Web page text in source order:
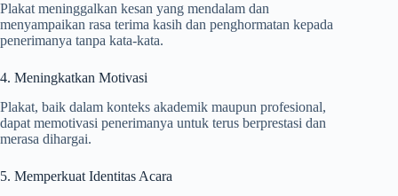
Plakat meninggalkan kesan yang mendalam dan
menyampaikan rasa terima kasih dan penghormatan kepada
penerimanya tanpa kata-kata.
4. Meningkatkan Motivasi
Plakat, baik dalam konteks akademik maupun profesional,
dapat memotivasi penerimanya untuk terus berprestasi dan
merasa dihargai.
5. Memperkuat Identitas Acara